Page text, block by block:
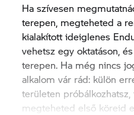
Ha szívesen
terepen, megteheted a
kialakított ideiglenes
vehetsz egy oktatáson,
terepen. Ha még nincs
alkalom vár rád: külön
területen
megteheted első köreid